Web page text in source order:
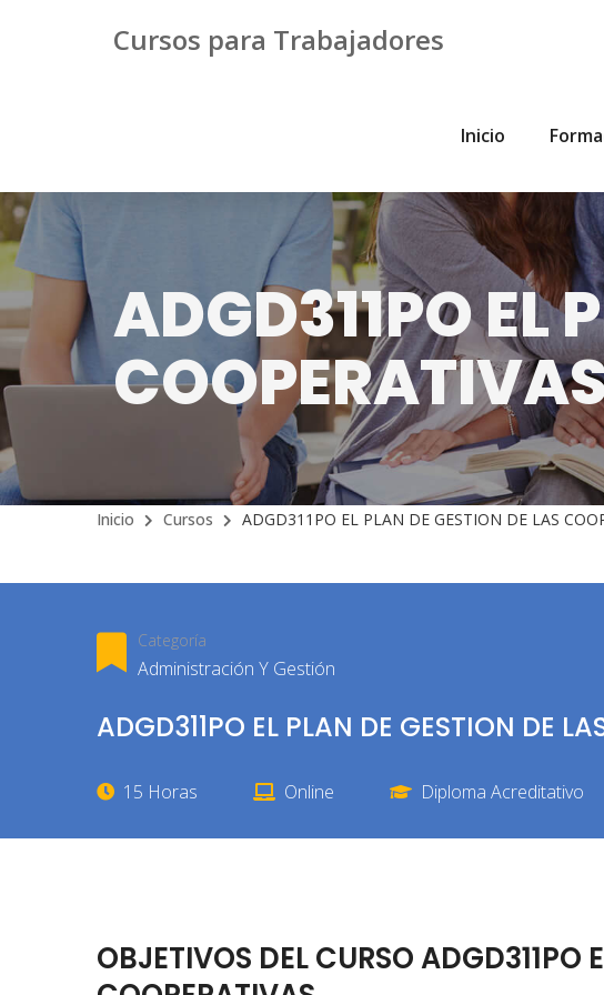
Cursos para Trabajadores
Inicio
ADGD311PO EL
Inicio Cursos ADGD311PO EL PLAN DE GESTION DE LAS
Categoría
Administración Y Gestión
ADGD311PO EL PLAN DE GESTION DE
15 Horas Online Diploma Acreditativo
OBJETIVOS DEL CURSO ADGD311PO